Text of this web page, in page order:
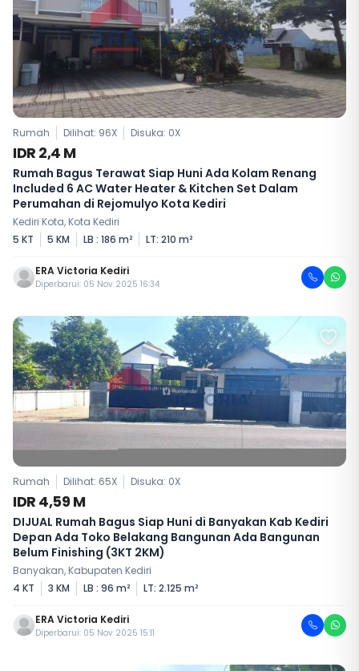
Rumah Dilihat: 96X Disuka: 0X
IDR 2,4 M
Rumah Bagus Terawat Siap Huni Ada Kolam Renang
Included 6 AC Water Heater & Kitchen Set Dalam
Perumahan di Rejomulyo Kota Kediri
Kediri Kota, Kota Kediri
5 KT
5 KM LB : 186 m² LT: 210 m²
ERA Victoria Kediri
Diperbarui: 05 Nov 2025 16:34
Rumah Dilihat: 65X Disuka: 0X
IDR 4,59 M
DIJUAL Rumah Bagus Siap Huni di Banyakan Kab Kediri
Depan Ada Toko Belakang Bangunan Ada Bangunan
Belum Finishing (3KT 2KM)
Banyakan, Kabupaten Kediri
4 KT
3 KM LB : 96 m² LT: 2.125 m²
ERA Victoria Kediri
Diperbarui: 05 Nov 2025 15:11